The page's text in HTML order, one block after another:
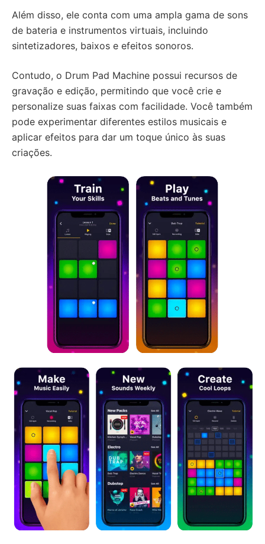
Além disso, ele conta com uma ampla gama de sons
de bateria e instrumentos virtuais, incluindo
sintetizadores, baixos e efeitos sonoros.
Contudo, o Drum Pad Machine possui recursos de
gravação e edição, permitindo que você crie e
personalize suas faixas com facilidade. Você também
pode experimentar diferentes estilos musicais e
aplicar efeitos para dar um toque único às suas
criações.